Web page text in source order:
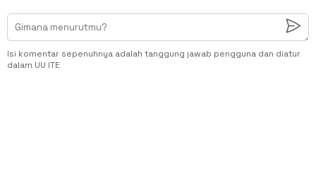
Isi komentar sepenuhnya adalah tanggung jawab pengguna dan diatur
dalam UU ITE